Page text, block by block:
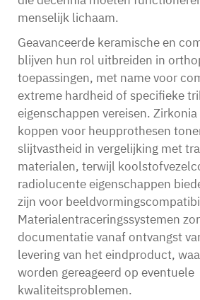
menselijk lichaam.
Geavanceerde keramische en
blijven hun rol uitbreiden in
toepassingen, met name voor
extreme hardheid of specifieke
eigenschappen vereisen.
koppen voor heupprothesen
slijtvastheid in vergelijking met
materialen, terwijl
radiolucente eigenschappen
zijn voor
Materialentraceringssystemen
documentatie vanaf ontvangst
levering van het eindproduct,
worden gereageerd op eventuele
kwaliteitsproblemen.